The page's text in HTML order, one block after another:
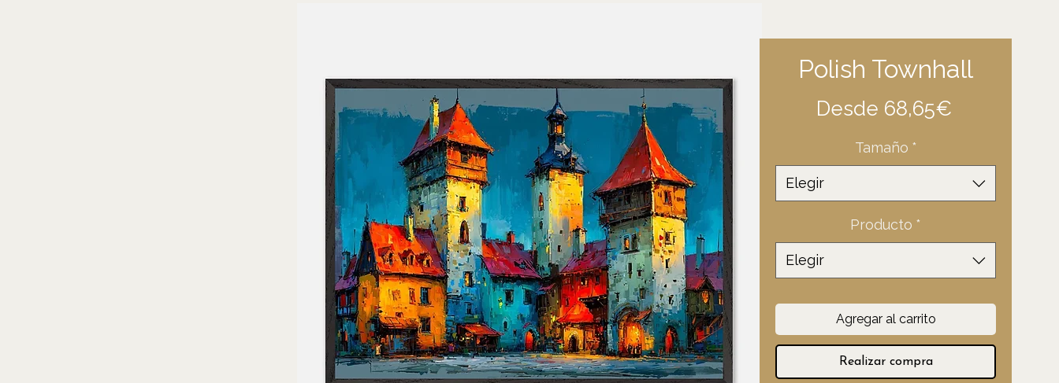
Polish Townhall
Desde 68,65€Precio
Tamaño *
Elegir
Producto *
Elegir
Agregar al carrito
Realizar compra